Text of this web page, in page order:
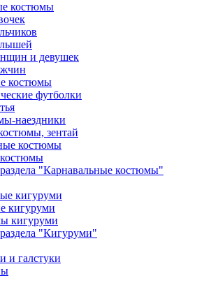
костюмы
и девушек
костюмы
футболки
наездники
зентай
костюмы
"Карнавальные костюмы"
кигуруми
кигуруми
кигуруми
"Кигуруми"
и галстуки